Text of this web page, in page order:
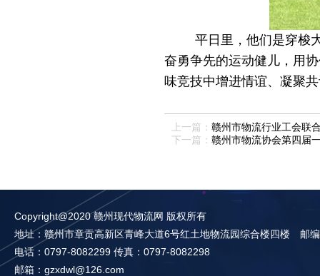
平日里，他们是穿梭
奋勇争先的运动健儿，用
味竞技中增进情谊、凝聚
上一篇： 赣州市物流行业工会联
下一篇： 赣州市物流协会第四届
Copyright@2020 赣州现代物流网 版权所有
地址：赣州市章贡高新区青峰大道6号红土地物流园综合楼四楼 邮
电话：0797-8082299 传真：0797-8082298
邮箱：gzxdwl@126.com